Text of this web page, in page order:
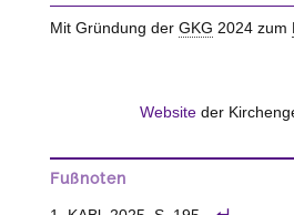
Mit Gründung der GKG 2024 zum
Website der
Fußnoten